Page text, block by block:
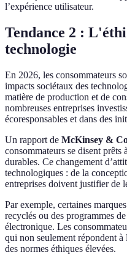
l’expérience utilisateur.
Tendance 2 :
technologie
En 2026, les consommateurs
impacts sociétaux des
matière de production et de
nombreuses entreprises
écoresponsables et dans des
Un rapport de McKinsey &
consommateurs se disent
durables. Ce changement
technologiques : de la
entreprises doivent justifier de
Par exemple, certaines
recyclés ou des programmes
électronique. Les
qui non seulement répondent à
des normes éthiques élevées.